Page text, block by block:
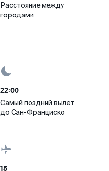
Расстояние между
городами
22:00
Самый поздний вылет
до Сан-Франциско
15